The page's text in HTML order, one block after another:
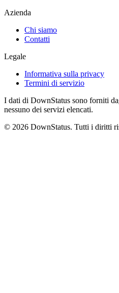
Azienda
Chi siamo
Contatti
Legale
Informativa sulla privacy
Termini di servizio
I dati di DownStatus sono forniti
nessuno dei servizi elencati.
© 2026 DownStatus. Tutti i diritti